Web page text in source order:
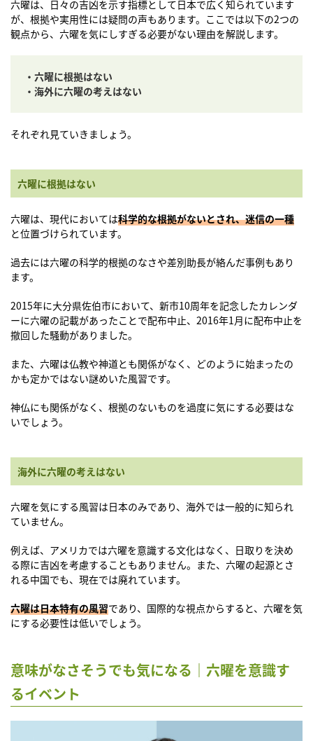
六曜は、日々の吉凶を示す指標として日本で広く知られています
が、根拠や実用性には疑問の声もあります。ここでは以下の2つの
観点から、六曜を気にしすぎる必要がない理由を解説します。
・六曜に根拠はない
・海外に六曜の考えはない
それぞれ見ていきましょう。
六曜に根拠はない
六曜は、現代においては科学的な根拠がないとされ、迷信の一種
と位置づけられています。
過去には六曜の科学的根拠のなさや差別助長が絡んだ事例もあり
ます。
2015年に大分県佐伯市において、新市10周年を記念したカレンダ
ーに六曜の記載があったことで配布中止、2016年1月に配布中止を
撤回した騒動がありました。
また、六曜は仏教や神道とも関係がなく、どのように始まったの
かも定かではない謎めいた風習です。
神仏にも関係がなく、根拠のないものを過度に気にする必要はな
いでしょう。
海外に六曜の考えはない
六曜を気にする風習は日本のみであり、海外では一般的に知られ
ていません。
例えば、アメリカでは六曜を意識する文化はなく、日取りを決め
る際に吉凶を考慮することもありません。また、六曜の起源とさ
れる中国でも、現在では廃れています。
六曜は日本特有の風習であり、国際的な視点からすると、六曜を気
にする必要性は低いでしょう。
意味がなさそうでも気になる｜六曜を意識す
るイベント